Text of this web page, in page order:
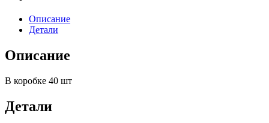
Описание
Детали
Описание
В коробке 40 шт
Детали